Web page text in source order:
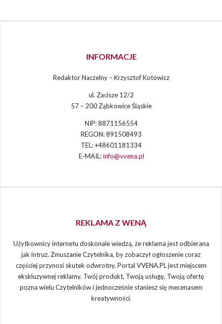
INFORMACJE
Redaktor Naczelny – Krzysztof Kotowicz
ul. Zacisze 12/2
57 – 200 Ząbkowice Śląskie
NIP: 8871156554
REGON: 891508493
TEL: +48601181334
E-MAIL:info@vvena.pl
REKLAMA Z WENĄ
Użytkownicy internetu doskonale wiedzą, że reklama jest odbierana
jak intruz. Zmuszanie Czytelnika, by zobaczył ogłoszenie coraz
częściej przynosi skutek odwrotny. Portal VVENA.PL jest miejscem
ekskluzywnej reklamy. Twój produkt, Twoją usługę, Twoją ofertę
pozna wielu Czytelników i jednocześnie staniesz się mecenasem
kreatywności.